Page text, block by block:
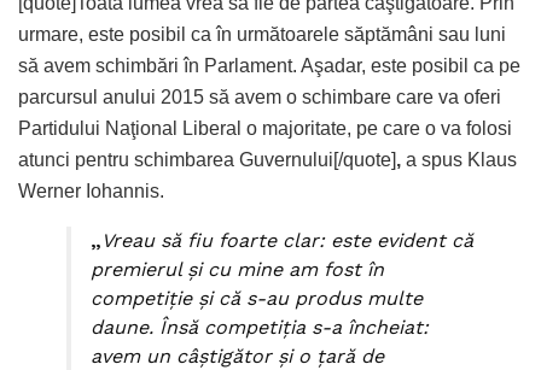
urmare, este posibil ca în următoarele săptămâni sau luni
să avem schimbări în Parlament. Aşadar, este posibil ca pe
parcursul anului 2015 să avem o schimbare care va oferi
Partidului Naţional Liberal o majoritate, pe care o va folosi
atunci pentru schimbarea Guvernului[/quote], a spus Klaus
Werner Iohannis.
„ Vreau să fiu foarte clar: este evident că
premierul şi cu mine am fost în
competiţie şi că s-au produs multe
daune. Însă competiţia s-a încheiat:
avem un câştigător şi o ţară de